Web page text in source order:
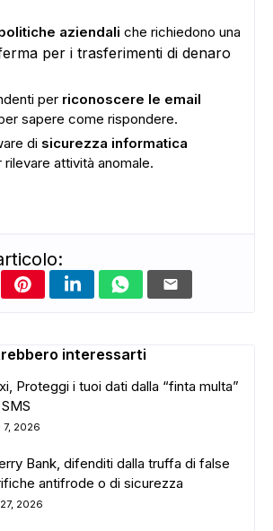
aziendali che richiedono una
per i trasferimenti di denaro
per riconoscere le email
sapere come rispondere.
di sicurezza informatica
rilevare attività anomale.
interessarti
Proteggi i tuoi dati dalla “finta multa”
7, 2026
Bank, difenditi dalla truffa di false
antifrode o di sicurezza
2026